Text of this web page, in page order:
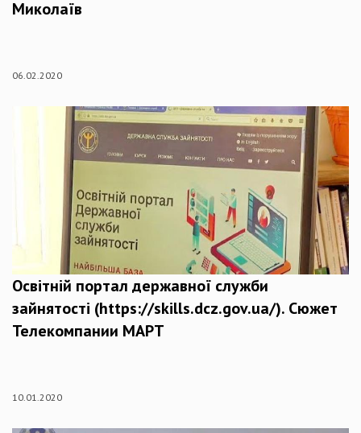
Миколаїв
06.02.2020
Освітній портал державної служби
зайнятості (https://skills.dcz.gov.ua/). Сюжет
Телекомпании МАРТ
10.01.2020